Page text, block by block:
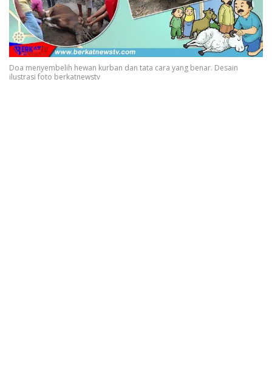
Doa menyembelih hewan kurban dan tata cara yang benar. Desain
ilustrasi foto berkatnewstv